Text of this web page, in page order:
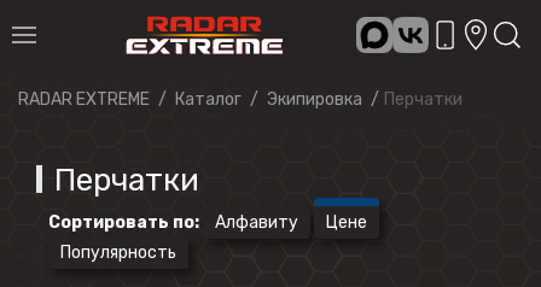
RADAR EXTREME Каталог Экипировка Перчатки
Перчатки
Сортировать по: Алфавиту
Цене
Популярность